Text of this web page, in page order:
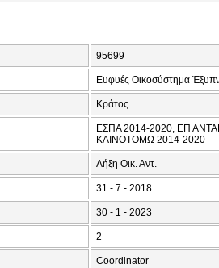
95699
Ευφυές Οικοσύστημα
Κράτος
ΕΣΠΑ 2014-2020, ΕΠ
ΚΑΙΝΟΤΟΜΩ 2014-2020
Λήξη Οικ. Αντ.
31 - 7 - 2018
30 - 1 - 2023
2
Coordinator